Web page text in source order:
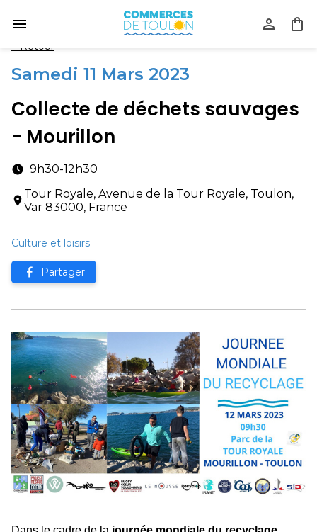
Retour
Samedi 11 Mars 2023
Collecte de déchets sauvages
- Mourillon
9h30-12h30
Tour Royale, Avenue de la Tour Royale, Toulon,
Var 83000, France
Culture et loisirs
Partager